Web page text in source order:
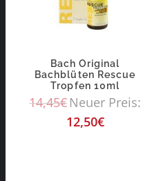
Bach Original
Bachblüten Rescue
Tropfen 10ml
14,45€Neuer Preis:
12,50€